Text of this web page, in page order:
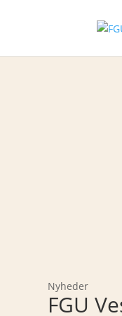
Nyheder
FGU